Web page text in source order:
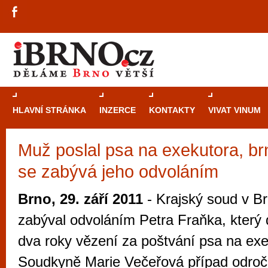
HLAVNÍ STRÁNKA INZERCE KONTAKTY VIVAT VINUM
Muž poslal psa na exekutora,
se zabývá jeho odvoláním
Brno, 29. září 2011 - Krajský soud v
zabýval odvoláním Petra Fraňka, který
dva roky vězení za poštvání psa na
Soudkyně Marie Večeřová případ
Průvodce
Brně: Od
Brno je
zajímavé
restaurace,
Mimo jiné je ale také místem, kde si